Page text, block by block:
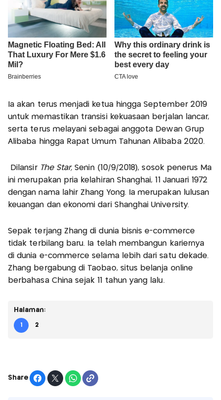
Ia akan terus menjadi ketua hingga September 2019
untuk memastikan transisi kekuasaan berjalan lancar,
serta terus melayani sebagai anggota Dewan Grup
Alibaba hingga Rapat Umum Tahunan Alibaba 2020.
Dilansir The Star, Senin (10/9/2018), sosok penerus Ma
ini merupakan pria kelahiran Shanghai, 11 Januari 1972
dengan nama lahir Zhang Yong. Ia merupakan lulusan
keuangan dan ekonomi dari Shanghai University.
Sepak terjang Zhang di dunia bisnis e-commerce
tidak terbilang baru. Ia telah membangun kariernya
di dunia e-commerce selama lebih dari satu dekade.
Zhang bergabung di Taobao, situs belanja online
berbahasa China sejak 11 tahun yang lalu.
Halaman:
1 2
Share